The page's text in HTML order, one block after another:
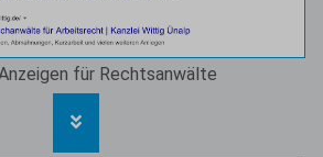
für Rechtsanwälte